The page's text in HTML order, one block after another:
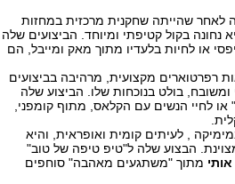
לאחר שהייתה שחקנית מרכזית במחזות
נחונה בקול קטיפתי ומיוחד. הביצועים שלה
או לחיות בלעדיו מתוך מאק ומייבל, הם
רפרטוארים מקצועית, מרהיבה בביצועים
ומשובח, בולט בנוכחות שלו. הביצוע שלה
לחיי הנשים עם הקלאס, מתוף קומפני,
, לעיתים קומית ואופראית, והיא
הבצוע שלה ל"טיפ טיפה של טוב"
מתוך "משתגעים מאהבה" סוחפים